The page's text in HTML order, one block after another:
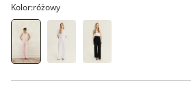
Kolor:różowy